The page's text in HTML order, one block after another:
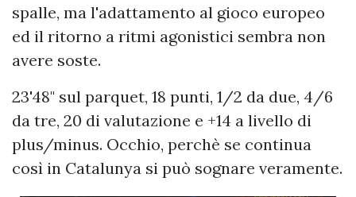
spalle, ma l'adattamento al gioco europeo
ed il ritorno a ritmi agonistici sembra non
avere soste.
23'48" sul parquet, 18 punti, 1/2 da due, 4/6
da tre, 20 di valutazione e +14 a livello di
plus/minus. Occhio, perchè se continua
così in Catalunya si può sognare veramente.